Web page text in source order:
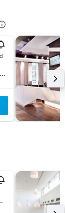
Ottakringer Strasse 34-36, Wien, Wien (Bundesland), Österreich
Österreich